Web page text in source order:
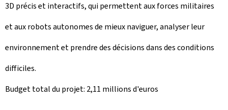
3D précis et interactifs, qui permettent aux forces militaires
et aux robots autonomes de mieux naviguer, analyser leur
environnement et prendre des décisions dans des conditions
difficiles.
Budget total du projet: 2,11 millions d'euros